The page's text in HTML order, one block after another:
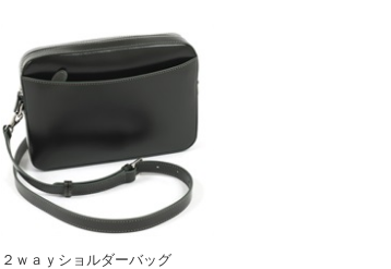
２ｗａｙショルダーバッグ